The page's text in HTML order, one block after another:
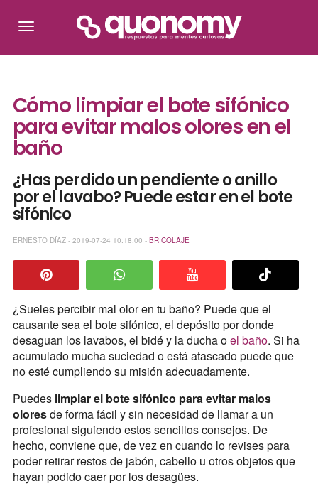
Cómo limpiar el bote sifónico
para evitar malos olores en el
baño
¿Has perdido un pendiente o anillo
por el lavabo? Puede estar en el bote
sifónico
ERNESTO DÍAZ - 2019-07-24 10:18:00 - BRICOLAJE
¿Sueles percibir mal olor en tu baño? Puede que el
causante sea el bote sifónico, el depósito por donde
desaguan los lavabos, el bidé y la ducha oel baño. Si ha
acumulado mucha suciedad o está atascado puede que
no esté cumpliendo su misión adecuadamente.
Puedes limpiar el bote sifónico para evitar malos
oloresde forma fácil y sin necesidad de llamar a un
profesional siguiendo estos sencillos consejos. De
hecho, conviene que, de vez en cuando lo revises para
poder retirar restos de jabón, cabello u otros objetos que
hayan podido caer por los desagües.